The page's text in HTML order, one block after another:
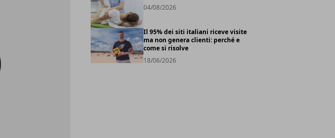
04/08/2026
Il 95% dei siti italiani riceve visite
ma non genera clienti: perché e
come si risolve
18/06/2026